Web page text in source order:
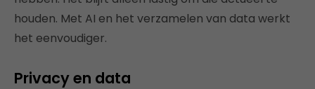
houden. Met AI en het verzamelen van data werkt
het eenvoudiger.
Privacy en data